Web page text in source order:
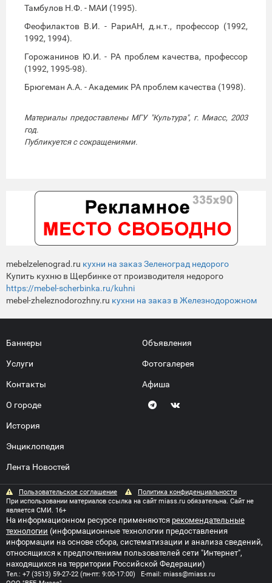
Тамбулов Н.Ф. - МАИ (1995).
Феофилактов В.И. - РариАН, д.н.т., профессор (1992,
1992, 1994).
Горожанинов Ю.И. - РА проблем качества, профессор
(1992, 1995-98).
Брюгеман А.А. - Академик РА проблем качества (1998).
Материалы предоставлены МГУ "Культура", г. Миасс, 2003
год.
Публикуется с сокращениями.
mebelzelenograd.ru кухни на заказ Зеленоград недорого
Купить кухню в Щербинке от производителя недорого
https://mebel-scherbinka.ru/kuhni
mebel-zheleznodorozhny.ru кухни на заказ в Железнодорожном
Баннеры
Услуги
Контакты
О городе
История
Энциклопедия
Лента Новостей
Объявления
Фотогалерея
Афиша
Пользовательское соглашение
Политика конфиденциальности
При использовании материалов ссылка на сайт miass.ru обязательна. Сайт не
является СМИ. 16+
На информационном ресурсе применяются рекомендательные
технологии (информационные технологии предоставления
информации на основе сбора, систематизации и анализа сведений,
относящихся к предпочтениям пользователей сети "Интернет",
находящихся на территории Российской Федерации)
Тел.: +7 (3513) 59-27-22 (пн-пт: 9:00-17:00) E-mail: miass@miass.ru